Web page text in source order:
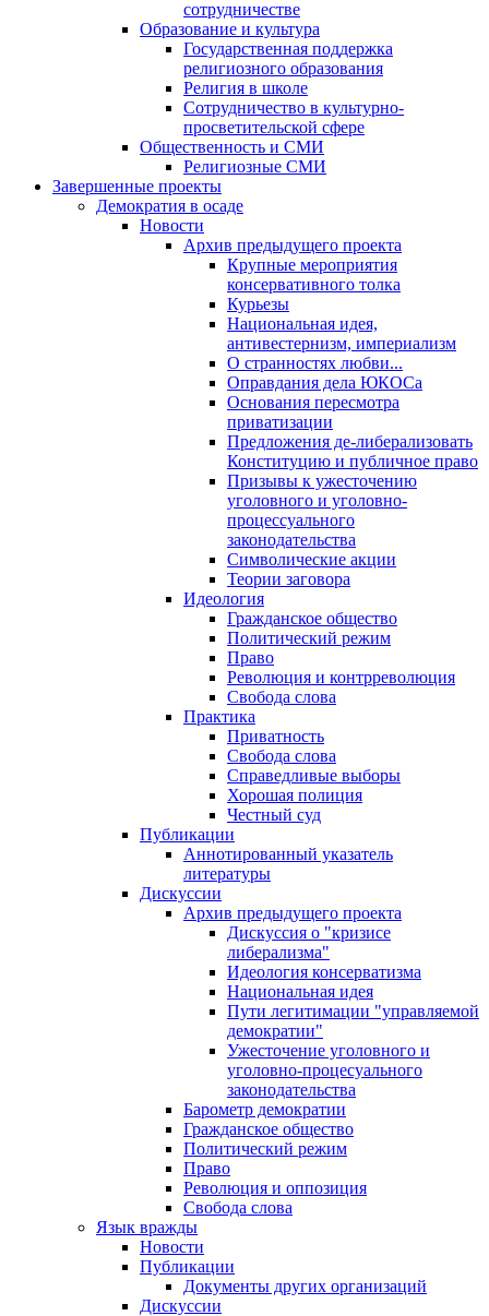
сотрудничестве
Образование и культура
Государственная поддержка
религиозного образования
Религия в школе
Сотрудничество в культурно-
просветительской сфере
Общественность и СМИ
Религиозные СМИ
Завершенные проекты
Демократия в осаде
Новости
Архив предыдущего проекта
Крупные мероприятия
консервативного толка
Курьезы
Национальная идея,
антивестернизм, империализм
О странностях любви...
Оправдания дела ЮКОСа
Основания пересмотра
приватизации
Предложения де-либерализовать
Конституцию и публичное право
Призывы к ужесточению
уголовного и уголовно-
процессуального
законодательства
Символические акции
Теории заговора
Идеология
Гражданское общество
Политический режим
Право
Революция и контрреволюция
Свобода слова
Практика
Приватность
Свобода слова
Справедливые выборы
Хорошая полиция
Честный суд
Публикации
Аннотированный указатель
литературы
Дискуссии
Архив предыдущего проекта
Дискуссия о "кризисе
либерализма"
Идеология консерватизма
Национальная идея
Пути легитимации "управляемой
демократии"
Ужесточение уголовного и
уголовно-процесуального
законодательства
Барометр демократии
Гражданское общество
Политический режим
Право
Революция и оппозиция
Свобода слова
Язык вражды
Новости
Публикации
Документы других организаций
Дискуссии